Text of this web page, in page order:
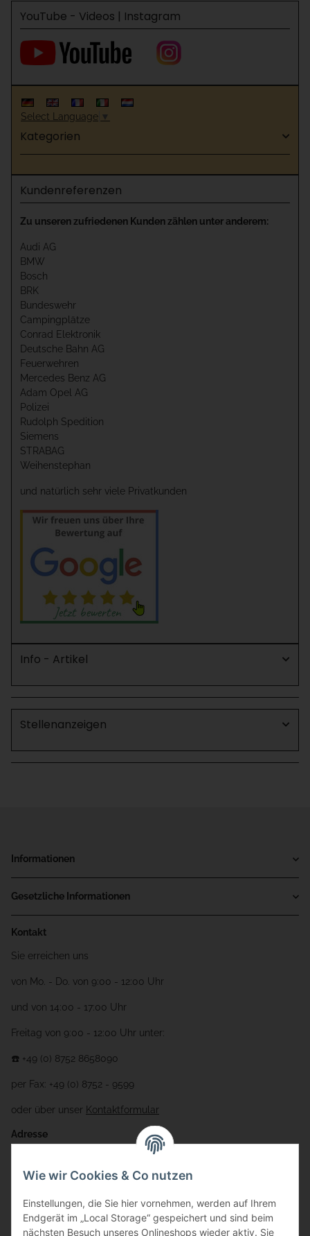
YouTube - Videos | Instagram
Select Language ▼
Kategorien
Kundenreferenzen
Zu unseren zufriedenen Kunden zählen unter anderem:
Audi AG
BMW
Bosch
BRK
Bundeswehr
Campingplätze
Conrad Elektronik
Deutsche Bahn AG
Feuerwehren
Mercedes Benz AG
Adam Opel AG
Polizei
Rudolph Spedition
Siemens
STRABAG
Weihenstephan
und natürlich sehr viele Privatkunden
Info - Artikel
Stellenanzeigen
Informationen
Gesetzliche Informationen
Kontakt
Sie erreichen uns
von Mo. - Do. von 9:00 - 12:00 Uhr
und von 14:00 - 17:00 Uhr
Freitag von 9:00 - 12:00 Uhr unter:
☎️ +49 (0) 8752 8658090
per Fax: +49 (0) 8752 - 9599
oder über unser Kontaktformular
Adresse
Gewerbering 17
84072 Au i.d. Hallertau
Wie wir Cookies & Co nutzen
Einstellungen, die Sie hier vornehmen, werden auf Ihrem
Endgerät im „Local Storage“ gespeichert und sind beim
nächsten Besuch unseres Onlineshops wieder aktiv. Sie